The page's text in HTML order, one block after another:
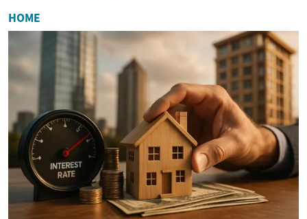
HOME